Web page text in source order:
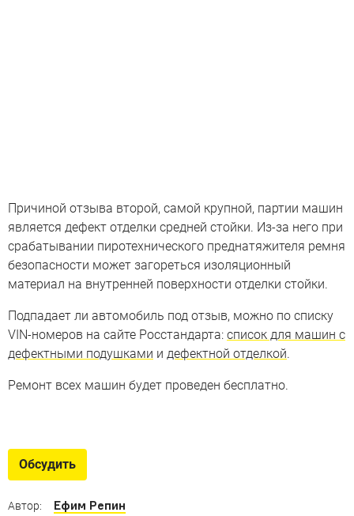
Причиной отзыва второй, самой крупной, партии машин
является дефект отделки средней стойки. Из-за него при
срабатывании пиротехнического преднатяжителя ремня
безопасности может загореться изоляционный
материал на внутренней поверхности отделки стойки.
Подпадает ли автомобиль под отзыв, можно по списку
VIN-номеров на сайте Росстандарта: список для машин с
дефектными подушками и дефектной отделкой.
Ремонт всех машин будет проведен бесплатно.
Педали тормоза, подушки безопасности и другие
Обсудить
Автор: Ефим Репин